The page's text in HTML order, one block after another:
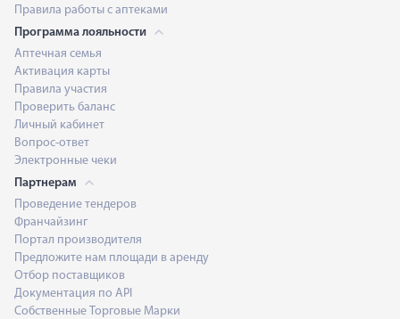
Правила работы с аптеками
Программа лояльности
Аптечная семья
Активация карты
Правила участия
Проверить баланс
Личный кабинет
Вопрос-ответ
Электронные чеки
Партнерам
Проведение тендеров
Франчайзинг
Портал производителя
Предложите нам площади в аренду
Отбор поставщиков
Документация по API
Собственные Торговые Марки